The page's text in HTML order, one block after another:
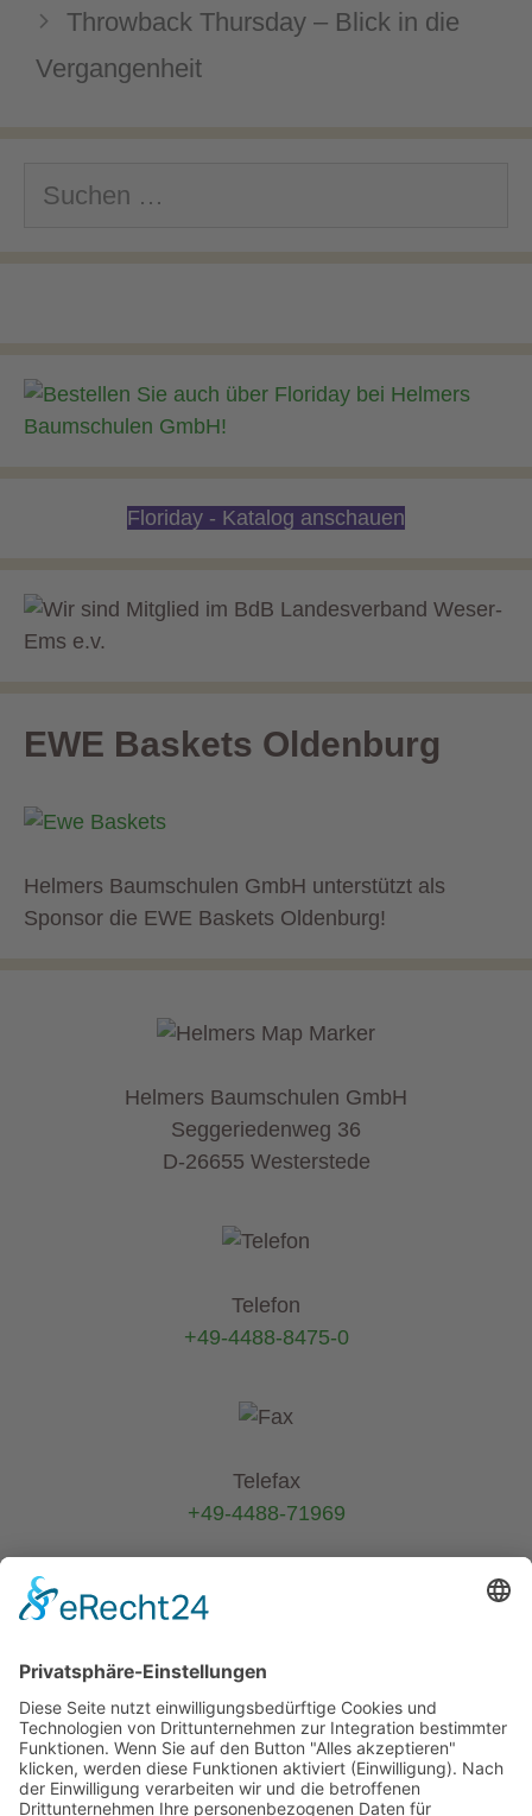
Throwback Thursday – Blick in die
Vergangenheit
nach:
Floriday - Katalog anschauen
EWE Baskets Oldenburg
Helmers Baumschulen GmbH unterstützt als
Sponsor die EWE Baskets Oldenburg!
Helmers Baumschulen GmbH
Seggeriedenweg 36
D-26655 Westerstede
Telefon
+49-4488-8475-0
Telefax
+49-4488-71969
info@helmers.de
Kein Pflanzenverkauf an Privatkunden-